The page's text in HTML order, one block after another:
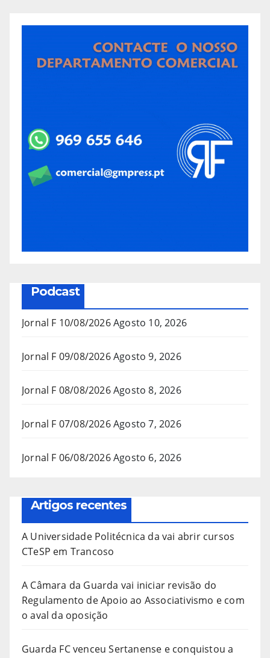
Podcast
Jornal F 10/08/2026Agosto 10, 2026
Jornal F 09/08/2026Agosto 9, 2026
Jornal F 08/08/2026Agosto 8, 2026
Jornal F 07/08/2026Agosto 7, 2026
Jornal F 06/08/2026Agosto 6, 2026
Artigos recentes
A Universidade Politécnica da vai abrir cursos
CTeSP em Trancoso
A Câmara da Guarda vai iniciar revisão do
Regulamento de Apoio ao Associativismo e com
o aval da oposição
Guarda FC venceu Sertanense e conquistou a